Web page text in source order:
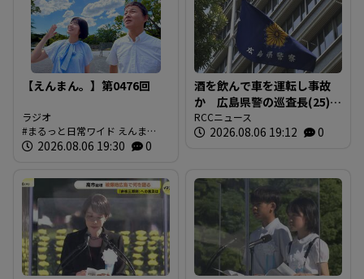
【えんまん。】第0476回
ラジオ
まるっと日常ワイド えんま
ん。 放送内容
2026.08.06 19:30 0
酒を飲んで車を運転し事故
か 広島県警の巡査長(25)を
懲戒免職 事故の1時間半前
に“飲食店で飲酒” 基準値
RCCニュース
2026.08.06 19:12 0